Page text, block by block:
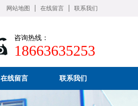
网站地图 在线留言 联系我们
咨询热线：
18663635253
在线留言 联系我们